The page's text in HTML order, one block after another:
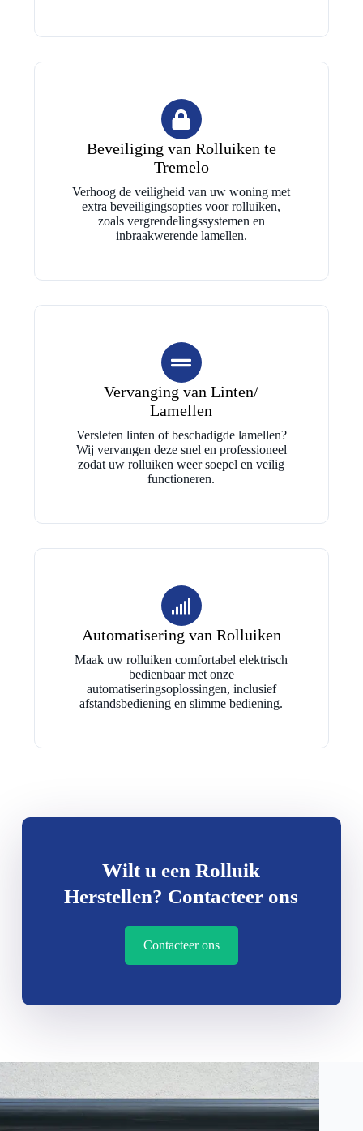
Beveiliging van Rolluiken te
Tremelo
Verhoog de veiligheid van uw woning met
extra beveiligingsopties voor rolluiken,
zoals vergrendelingssystemen en
inbraakwerende lamellen.
Vervanging van Linten/
Lamellen
Versleten linten of beschadigde lamellen?
Wij vervangen deze snel en professioneel
zodat uw rolluiken weer soepel en veilig
functioneren.
Automatisering van Rolluiken
Maak uw rolluiken comfortabel elektrisch
bedienbaar met onze
automatiseringsoplossingen, inclusief
afstandsbediening en slimme bediening.
Wilt u een Rolluik
Herstellen? Contacteer ons
Contacteer ons